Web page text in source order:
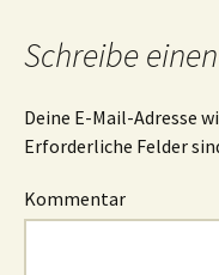
Schreibe
Deine E-Mail-Adresse
Erforderliche Felder
Kommentar